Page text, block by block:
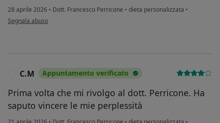
28 aprile 2026 • Dott. Francesco Perricone • dieta personalizzata •
secondo l'opinione dell'utente S Z
Segnala abuso
C.M Appuntamento verificato
Prima volta che mi rivolgo al dott. Perricone. Ha
saputo vincere le mie perplessità